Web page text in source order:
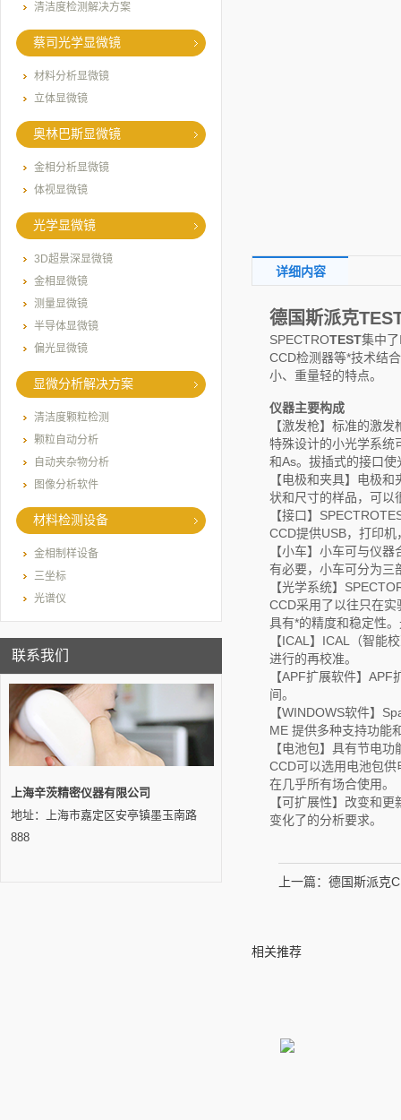
清洁度检测解决方案
蔡司光学显微镜
材料分析显微镜
立体显微镜
奥林巴斯显微镜
金相分析显微镜
体视显微镜
光学显微镜
3D超景深显微镜
金相显微镜
测量显微镜
半导体显微镜
偏光显微镜
显微分析解决方案
清洁度颗粒检测
颗粒自动分析
自动夹杂物分析
图像分析软件
材料检测设备
金相制样设备
三坐标
光谱仪
联系我们
上海辛茨精密仪器有限公司
地址：上海市嘉定区安亭镇墨玉南路
888
详细内容
德国斯派克
SPECTROTEST集中
CCD检测器等*技术结
小、重量轻的特点。
仪器主要构成
【激发枪】标准的激
特殊设计的小光学系
和As。拔插式的接口
【电极和夹具】电极
状和尺寸的样品，可以
【接口】
CCD提供USB，打印
【小车】小车可与仪
有必要，小车可分为三
【光学系统】
CCD采用了以往只在
具有*的精度和稳定性
【ICAL】ICAL（智能
进行的再校准。
【APF扩展软件】
间。
【WINDOWS软件】
ME 提供多种支持功能
【电池包】具有节电
CCD可以选用电池包
在几乎所有场合使用。
【可扩展性】改变和
变化了的分析要求。
上一篇： 德国斯派克
相关推荐